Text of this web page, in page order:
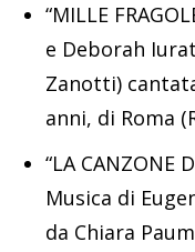
“MILLE
e Deborah
Zanotti)
anni, di Roma
“LA CANZONE
Musica di
da Chiara